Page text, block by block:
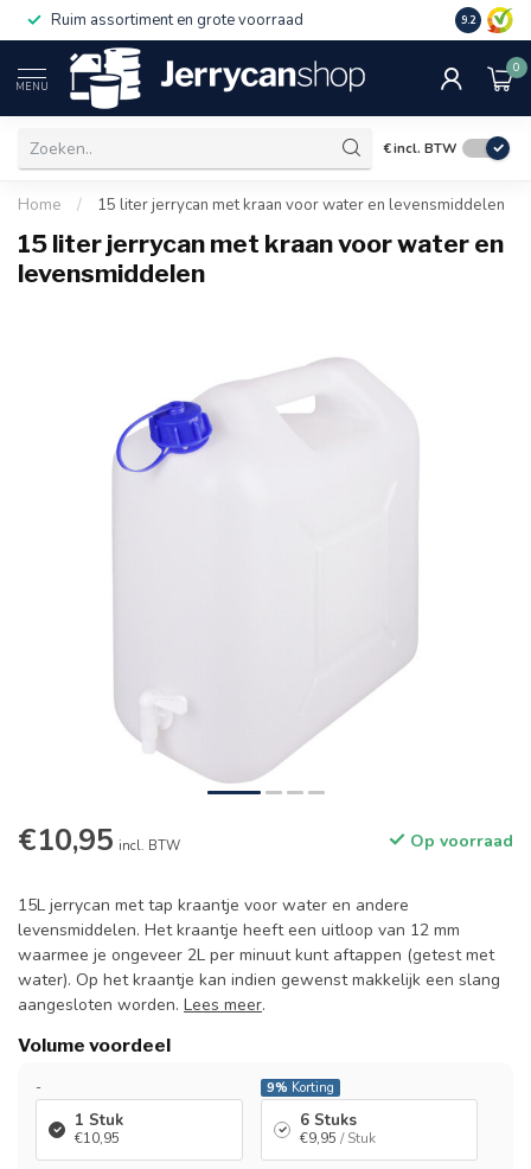
Ruim assortiment en grote voorraad 9.2
MENU
0
€incl. BTW
Home / 15 liter jerrycan met kraan voor water en levensmiddelen
15 liter jerrycan met kraan voor water en
levensmiddelen
€10,95 incl. BTW Op voorraad
15L jerrycan met tap kraantje voor water en andere
levensmiddelen. Het kraantje heeft een uitloop van 12 mm
waarmee je ongeveer 2L per minuut kunt aftappen (getest met
water). Op het kraantje kan indien gewenst makkelijk een slang
aangesloten worden. Lees meer.
Volume voordeel
-
1 Stuk
€10,95
9% Korting
6 Stuks
€9,95 / Stuk